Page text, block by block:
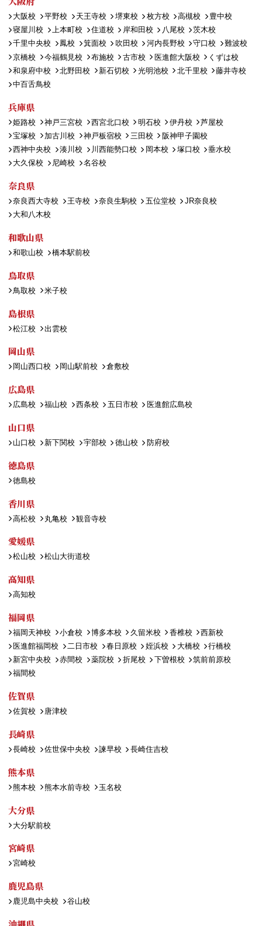
大阪校 平野校 天王寺校 堺東校 枚方校 高槻校
豊中校
寝屋川校
上本町校 住道校 岸和田校 八尾校
茨木校
千里中央校
鳳校 箕面校 吹田校 河内長野校 守口校
難波校
京橋校
今福鶴見校 布施校 古市校 医進館大阪校
くずは校
和泉府中校
北野田校 新石切校 光明池校 北千里校
藤井寺校
中百舌鳥校
兵庫県
姫路校 神戸三宮校 西宮北口校 明石校 伊丹校
芦屋校
宝塚校
加古川校 神戸板宿校 三田校
阪神甲子園校
西神中央校
湊川校 川西能勢口校 岡本校 塚口校
垂水校
大久保校
尼崎校 名谷校
奈良県
奈良西大寺校 王寺校 奈良生駒校 五位堂校
JR奈良校
大和八木校
和歌山県
和歌山校 橋本駅前校
鳥取県
鳥取校 米子校
島根県
松江校 出雲校
岡山県
岡山西口校 岡山駅前校 倉敷校
広島県
広島校 福山校 西条校 五日市校 医進館広島校
山口県
山口校 新下関校 宇部校 徳山校 防府校
徳島県
徳島校
香川県
高松校 丸亀校 観音寺校
愛媛県
松山校 松山大街道校
高知県
高知校
福岡県
福岡天神校 小倉校 博多本校 久留米校 香椎校
西新校
医進館福岡校
二日市校 春日原校 姪浜校 大橋校
行橋校
新宮中央校
赤間校 薬院校 折尾校 下曽根校
筑前前原校
福間校
佐賀県
佐賀校 唐津校
長崎県
長崎校 佐世保中央校 諫早校 長崎住吉校
熊本県
熊本校 熊本水前寺校 玉名校
大分県
大分駅前校
宮崎県
宮崎校
鹿児島県
鹿児島中央校 谷山校